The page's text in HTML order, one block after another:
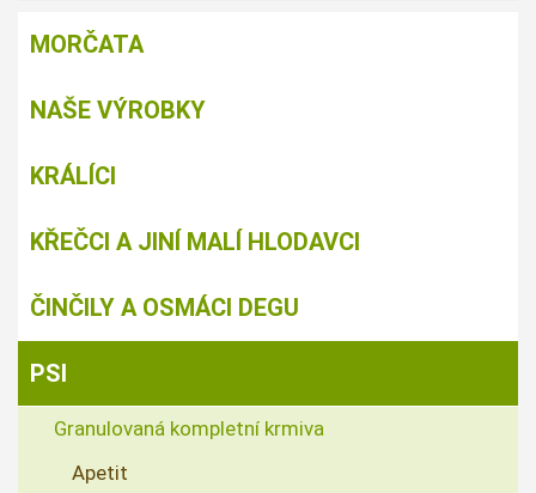
MORČATA
NAŠE VÝROBKY
KRÁLÍCI
KŘEČCI A JINÍ MALÍ HLODAVCI
ČINČILY A OSMÁCI DEGU
PSI
Granulovaná kompletní krmiva
Apetit